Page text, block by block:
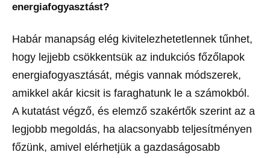
energiafogyasztást?
Habár manapság elég kivitelezhetetlennek tűnhet,
hogy lejjebb csökkentsük az indukciós főzőlapok
energiafogyasztását, mégis vannak módszerek,
amikkel akár kicsit is faraghatunk le a számokból.
A kutatást végző, és elemző szakértők szerint az a
legjobb megoldás, ha alacsonyabb teljesítményen
főzünk, amivel elérhetjük a gazdaságosabb